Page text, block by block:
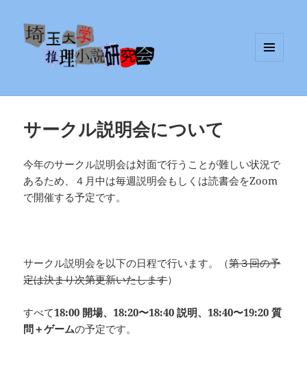
サークル説明会について
今年のサークル説明会は対面で行うことが難しい状況で
あるため、４月中は毎週説明会もしくは読書会をZoom
で開催する予定です。
サークル説明会を以下の日程で行います。（第３回の予
定は決まり次第更新いたします）
すべて18:00 開場、18:20〜18:40 説明、18:40〜19:20 質
問＋ゲームの予定です。